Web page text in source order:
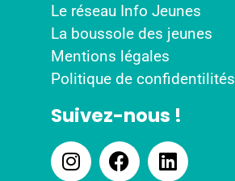
Le réseau Info Jeunes
La boussole des jeunes
Mentions légales
Politique de confidentilités
Suivez-nous !